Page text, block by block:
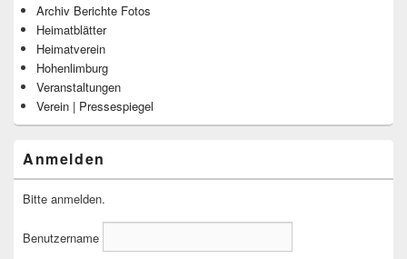
Archiv Berichte Fotos
Heimatblätter
Heimatverein
Hohenlimburg
Veranstaltungen
Verein | Pressespiegel
Anmelden
Bitte anmelden.
Benutzername